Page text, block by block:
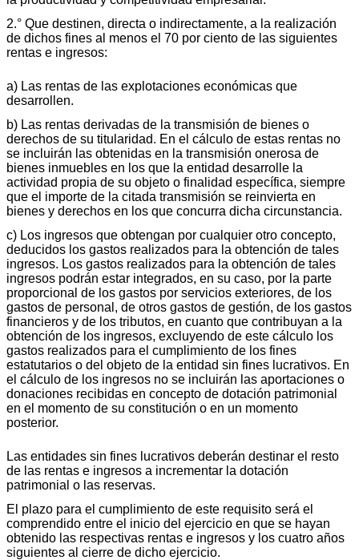
2.° Que destinen, directa o indirectamente, a la realización
de dichos fines al menos el 70 por ciento de las siguientes
rentas e ingresos:
a) Las rentas de las explotaciones económicas que
desarrollen.
b) Las rentas derivadas de la transmisión de bienes o
derechos de su titularidad. En el cálculo de estas rentas no
se incluirán las obtenidas en la transmisión onerosa de
bienes inmuebles en los que la entidad desarrolle la
actividad propia de su objeto o finalidad específica, siempre
que el importe de la citada transmisión se reinvierta en
bienes y derechos en los que concurra dicha circunstancia.
c) Los ingresos que obtengan por cualquier otro concepto,
deducidos los gastos realizados para la obtención de tales
ingresos. Los gastos realizados para la obtención de tales
ingresos podrán estar integrados, en su caso, por la parte
proporcional de los gastos por servicios exteriores, de los
gastos de personal, de otros gastos de gestión, de los gastos
financieros y de los tributos, en cuanto que contribuyan a la
obtención de los ingresos, excluyendo de este cálculo los
gastos realizados para el cumplimiento de los fines
estatutarios o del objeto de la entidad sin fines lucrativos. En
el cálculo de los ingresos no se incluirán las aportaciones o
donaciones recibidas en concepto de dotación patrimonial
en el momento de su constitución o en un momento
posterior.
Las entidades sin fines lucrativos deberán destinar el resto
de las rentas e ingresos a incrementar la dotación
patrimonial o las reservas.
El plazo para el cumplimiento de este requisito será el
comprendido entre el inicio del ejercicio en que se hayan
obtenido las respectivas rentas e ingresos y los cuatro años
siguientes al cierre de dicho ejercicio.